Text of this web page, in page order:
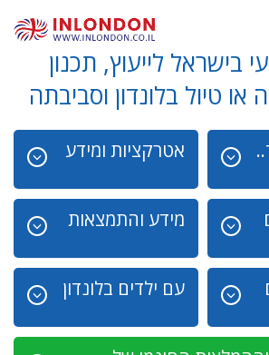
בישראל לייעוץ, תכנון
טיול בלונדון וסביבתה
אטרקציות ומידע
מידע והתמצאות
עם ילדים בלונדון